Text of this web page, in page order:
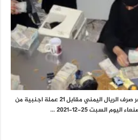
ينشر “الميدان اليمني” سعر صرف الريال اليمني مقابل 21 عملة اجنبية من
السبت 25-12-2021 …